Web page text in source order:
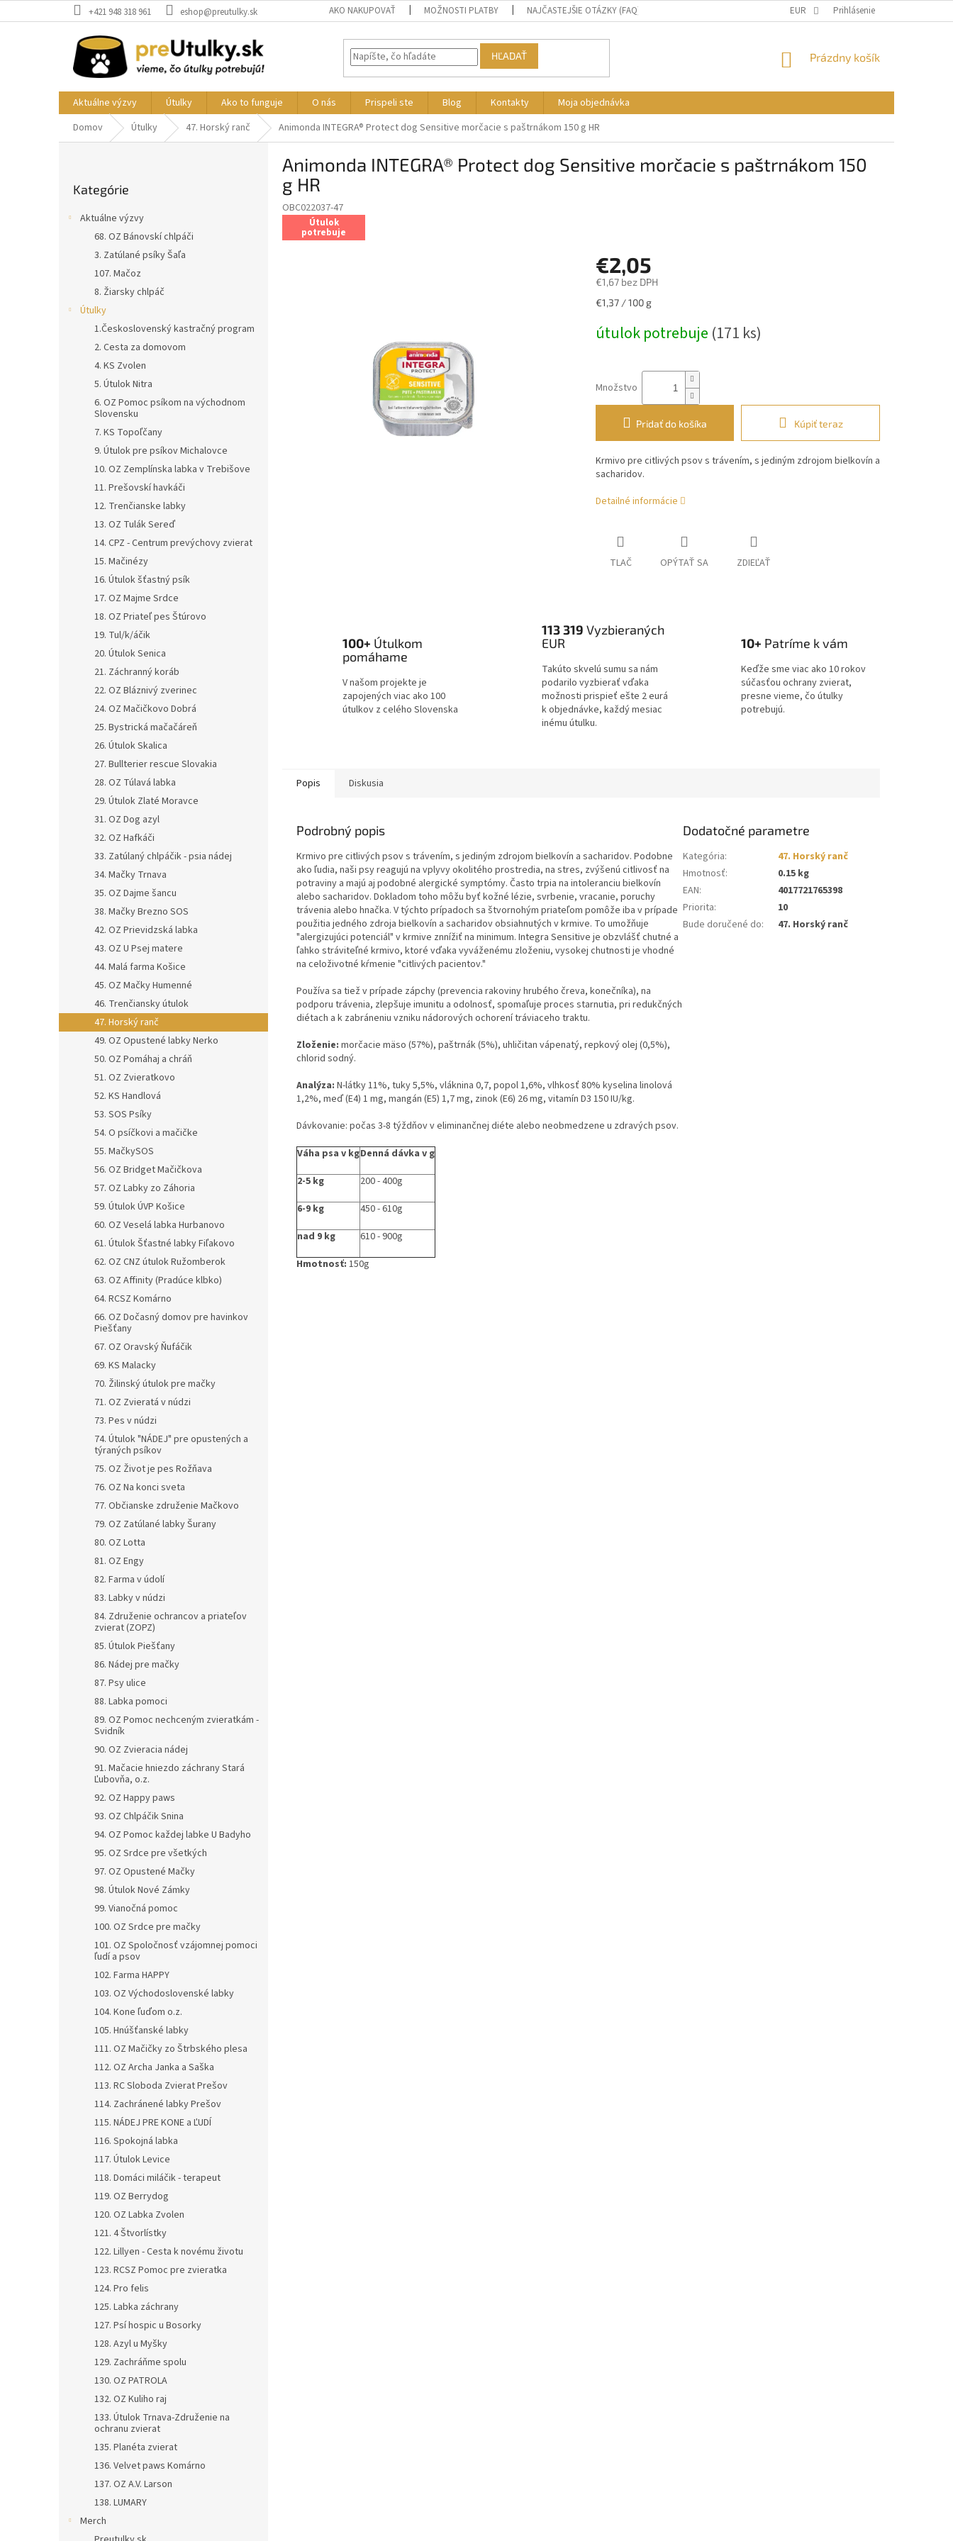
na
+421 948 318 961 eshop@preutulky.sk AKO NAKUPOVAŤ MOŽNOSTI PLATBY NAJČASTEJŠIE OTÁZKY (FAQ) PODMIENKY OCHRANY OSOBNÝCH
EUR Prihlásenie
HĽADAŤ
NÁKUPNÝ
Prázdny košík
Aktuálne výzvy Útulky Ako to funguje O nás Prispeli ste Blog Kontakty
Moja objednávka
Domov
Útulky 47. Horský ranč Animonda INTEGRA® Protect dog Sensitive morčacie s paštrnákom 150 g HR
kategórie
Kategórie
Aktuálne výzvy
68. OZ Bánovskí chlpáči
3. Zatúlané psíky Šaľa
107. Mačoz
8. Žiarsky chlpáč
Útulky
1.Československý kastračný program
2. Cesta za domovom
4. KS Zvolen
5. Útulok Nitra
6. OZ Pomoc psíkom na východnom
Slovensku
7. KS Topoľčany
9. Útulok pre psíkov Michalovce
10. OZ Zemplínska labka v Trebišove
11. Prešovskí havkáči
12. Trenčianske labky
13. OZ Tulák Sereď
14. CPZ - Centrum prevýchovy zvierat
15. Mačinézy
16. Útulok šťastný psík
17. OZ Majme Srdce
18. OZ Priateľ pes Štúrovo
19. Tul/k/áčik
20. Útulok Senica
21. Záchranný koráb
22. OZ Bláznivý zverinec
24. OZ Mačičkovo Dobrá
25. Bystrická mačačáreň
26. Útulok Skalica
27. Bullterier rescue Slovakia
28. OZ Túlavá labka
29. Útulok Zlaté Moravce
31. OZ Dog azyl
32. OZ Hafkáči
33. Zatúlaný chlpáčik - psia nádej
34. Mačky Trnava
35. OZ Dajme šancu
38. Mačky Brezno SOS
42. OZ Prievidzská labka
43. OZ U Psej matere
44. Malá farma Košice
45. OZ Mačky Humenné
46. Trenčiansky útulok
47. Horský ranč
49. OZ Opustené labky Nerko
50. OZ Pomáhaj a chráň
51. OZ Zvieratkovo
52. KS Handlová
53. SOS Psíky
54. O psíčkovi a mačičke
55. MačkySOS
56. OZ Bridget Mačičkova
57. OZ Labky zo Záhoria
59. Útulok ÚVP Košice
60. OZ Veselá labka Hurbanovo
61. Útulok Šťastné labky Fiľakovo
62. OZ CNZ útulok Ružomberok
63. OZ Affinity (Pradúce klbko)
64. RCSZ Komárno
66. OZ Dočasný domov pre havinkov
Piešťany
67. OZ Oravský Ňufáčik
69. KS Malacky
70. Žilinský útulok pre mačky
71. OZ Zvieratá v núdzi
73. Pes v núdzi
74. Útulok "NÁDEJ" pre opustených a
týraných psíkov
75. OZ Život je pes Rožňava
76. OZ Na konci sveta
77. Občianske združenie Mačkovo
79. OZ Zatúlané labky Šurany
80. OZ Lotta
81. OZ Engy
82. Farma v údolí
83. Labky v núdzi
84. Združenie ochrancov a priateľov
zvierat (ZOPZ)
85. Útulok Piešťany
86. Nádej pre mačky
87. Psy ulice
88. Labka pomoci
89. OZ Pomoc nechceným zvieratkám -
Svidník
90. OZ Zvieracia nádej
91. Mačacie hniezdo záchrany Stará
Ľubovňa, o.z.
92. OZ Happy paws
93. OZ Chlpáčik Snina
94. OZ Pomoc každej labke U Badyho
95. OZ Srdce pre všetkých
97. OZ Opustené Mačky
98. Útulok Nové Zámky
99. Vianočná pomoc
100. OZ Srdce pre mačky
101. OZ Spoločnosť vzájomnej pomoci
ľudí a psov
102. Farma HAPPY
103. OZ Východoslovenské labky
104. Kone ľuďom o.z.
105. Hnúšťanské labky
111. OZ Mačičky zo Štrbského plesa
112. OZ Archa Janka a Saška
113. RC Sloboda Zvierat Prešov
114. Zachránené labky Prešov
115. NÁDEJ PRE KONE a ĽUDÍ
116. Spokojná labka
117. Útulok Levice
118. Domáci miláčik - terapeut
119. OZ Berrydog
120. OZ Labka Zvolen
121. 4 Štvorlístky
122. Lillyen - Cesta k novému životu
123. RCSZ Pomoc pre zvieratka
124. Pro felis
125. Labka záchrany
127. Psí hospic u Bosorky
128. Azyl u Myšky
129. Zachráňme spolu
130. OZ PATROLA
132. OZ Kuliho raj
133. Útulok Trnava-Združenie na
ochranu zvierat
135. Planéta zvierat
136. Velvet paws Komárno
137. OZ A.V. Larson
138. LUMARY
Merch
Animonda INTEGRA® Protect dog Sensitive morčacie s paštrnákom 150
g HR
OBC022037-47
Útulok
potrebuje
€2,05
€1,67 bez DPH
Jednotková
€1,37 / 100 g
útulok potrebuje (171 ks)
Množstvo
Pridať do košíka Kúpiť teraz
Krmivo pre citlivých psov s trávením, s jediným zdrojom bielkovín a
sacharidov.
Detailné informácie
TLAČ OPÝTAŤ SA ZDIEĽAŤ
100+ Útulkom
pomáhame
V našom projekte je
zapojených viac ako 100
útulkov z celého Slovenska
113 319 Vyzbieraných
EUR
Takúto skvelú sumu sa nám
podarilo vyzbierať vďaka
možnosti prispieť ešte 2 eurá
k objednávke, každý mesiac
inému útulku.
10+ Patríme k vám
Keďže sme viac ako 10 rokov
súčasťou ochrany zvierat,
presne vieme, čo útulky
potrebujú.
Popis Diskusia
Podrobný popis
Krmivo pre citlivých psov s trávením, s jediným zdrojom bielkovín a sacharidov. Podobne
ako ľudia, naši psy reagujú na vplyvy okolitého prostredia, na stres, zvýšenú citlivosť na
potraviny a majú aj podobné alergické symptómy. Často trpia na intoleranciu bielkovín
alebo sacharidov. Dokladom toho môžu byť kožné lézie, svrbenie, vracanie, poruchy
trávenia alebo hnačka. V týchto prípadoch sa štvornohým priateľom pomôže iba v prípade
použitia jedného zdroja bielkovín a sacharidov obsiahnutých v krmive. To umožňuje
"alergizujúci potenciál" v krmive znnížiť na minimum. Integra Sensitive je obzvlášť chutné a
ľahko stráviteľné krmivo, ktoré vďaka vyváženému zloženiu, vysokej chutnosti je vhodné
na celoživotné kŕmenie "citlivých pacientov."
Používa sa tiež v prípade zápchy (prevencia rakoviny hrubého čreva, konečníka), na
podporu trávenia, zlepšuje imunitu a odolnosť, spomaľuje proces starnutia, pri redukčných
diétach a k zabráneniu vzniku nádorových ochorení tráviaceho traktu.
Zloženie: morčacie mäso (57%), paštrnák (5%), uhličitan vápenatý, repkový olej (0,5%),
chlorid sodný.
Analýza: N-látky 11%, tuky 5,5%, vláknina 0,7, popol 1,6%, vlhkosť 80% kyselina linolová
1,2%, meď (E4) 1 mg, mangán (E5) 1,7 mg, zinok (E6) 26 mg, vitamín D3 150 IU/kg.
Dávkovanie: počas 3-8 týždňov v eliminančnej diéte alebo neobmedzene u zdravých psov.
Váha psa v kgDenná dávka v g
2-5 kg
200 - 400g
6-9 kg
450 - 610g
nad 9 kg
610 - 900g
Hmotnosť: 150g
Dodatočné parametre
Kategória:
47. Horský ranč
Hmotnosť:
0.15 kg
EAN:
4017721765398
Priorita:
10
Bude doručené do: 47. Horský ranč